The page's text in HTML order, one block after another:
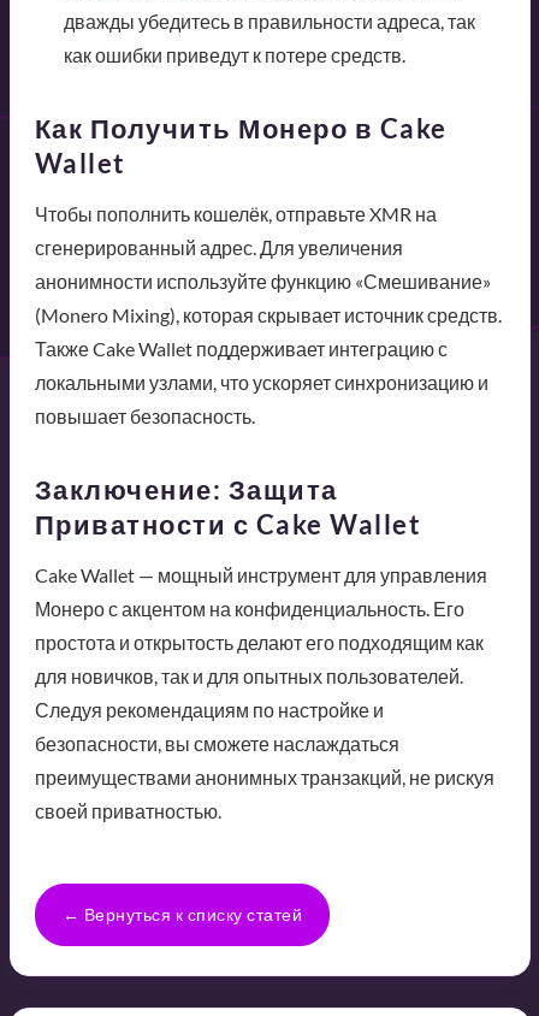
дважды убедитесь в правильности адреса, так
как ошибки приведут к потере средств.
Как Получить Монеро в Cake
Wallet
Чтобы пополнить кошелёк, отправьте XMR на
сгенерированный адрес. Для увеличения
анонимности используйте функцию «Смешивание»
(Monero Mixing), которая скрывает источник средств.
Также Cake Wallet поддерживает интеграцию с
локальными узлами, что ускоряет синхронизацию и
повышает безопасность.
Заключение: Защита
Приватности с Cake Wallet
Cake Wallet — мощный инструмент для управления
Монеро с акцентом на конфиденциальность. Его
простота и открытость делают его подходящим как
для новичков, так и для опытных пользователей.
Следуя рекомендациям по настройке и
безопасности, вы сможете наслаждаться
преимуществами анонимных транзакций, не рискуя
своей приватностью.
← Вернуться к списку статей